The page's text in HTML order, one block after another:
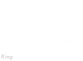
King